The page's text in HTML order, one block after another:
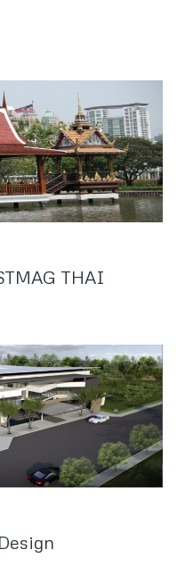
THAI